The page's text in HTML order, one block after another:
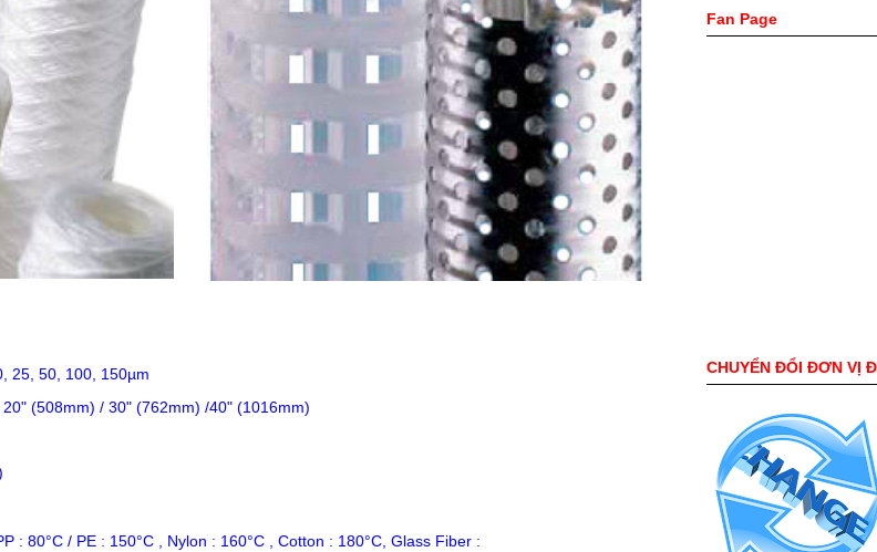
50, 100, 150µm
(508mm) / 30" (762mm) /40" (1016mm)
: 80°C / PE : 150°C , Nylon : 160°C , Cotton : 180°C, Glass Fiber :
Fan Page
CHUYỂN ĐỔI ĐƠN VỊ